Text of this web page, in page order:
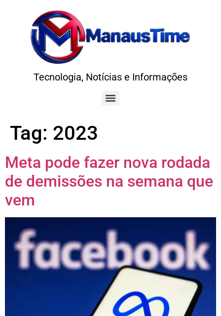
Tecnologia, Notícias e Informações
Tag: 2023
Meta pode fazer nova rodada
de demissões na semana que
vem